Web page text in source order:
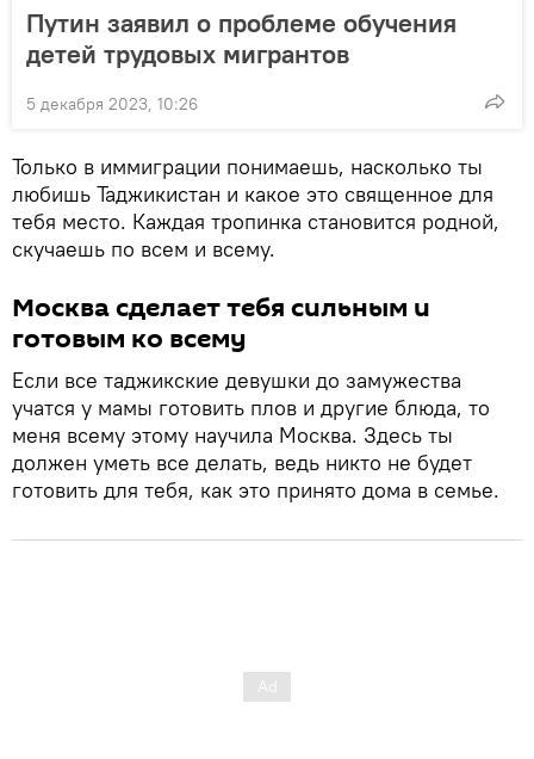
Путин заявил о проблеме обучения
детей трудовых мигрантов
5 декабря 2023, 10:26
Только в иммиграции понимаешь, насколько ты
любишь Таджикистан и какое это священное для
тебя место. Каждая тропинка становится родной,
скучаешь по всем и всему.
Москва сделает тебя сильным и
готовым ко всему
Если все таджикские девушки до замужества
учатся у мамы готовить плов и другие блюда, то
меня всему этому научила Москва. Здесь ты
должен уметь все делать, ведь никто не будет
готовить для тебя, как это принято дома в семье.